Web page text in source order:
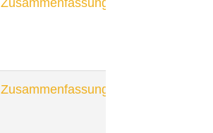
Zusammenfassung